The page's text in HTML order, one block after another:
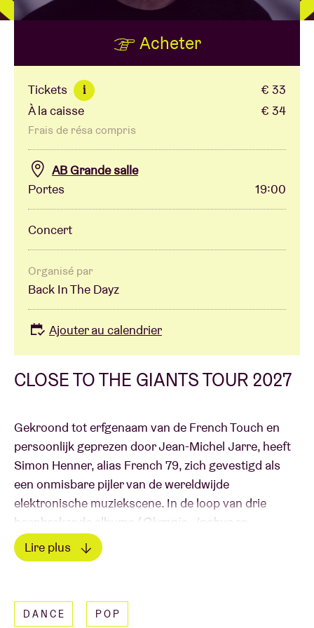
Location de salles
BRDCST
ABtv
Chèque-concert
À propos de l'AB
Contact
CLOSE TO THE GIANTS TOUR 2027
Gekroond tot erfgenaam van de French Touch en
persoonlijk geprezen door Jean-Michel Jarre, heeft
Simon Henner, alias French 79, zich gevestigd als
een onmisbare pijler van de wereldwijde
elektronische muziekscene. In de loop van drie
baanbrekende albums ( Olympic Joshua
TEENAGERS
) heeft de producer uit Marseille een
uniek, meeslepend en diep verbindend muzikaal
technosfeer reikt, is te danken aan haar
synesthetische kracht: harmonische structuren en
Lire plus
DANCE POP
Acheter
Tickets i
€ 33
À la caisse
€ 34
Frais de résa compris
AB Grande salle
Portes
19:00
Concert
Organisé par
Back In The Dayz
Ajouter au calendrier